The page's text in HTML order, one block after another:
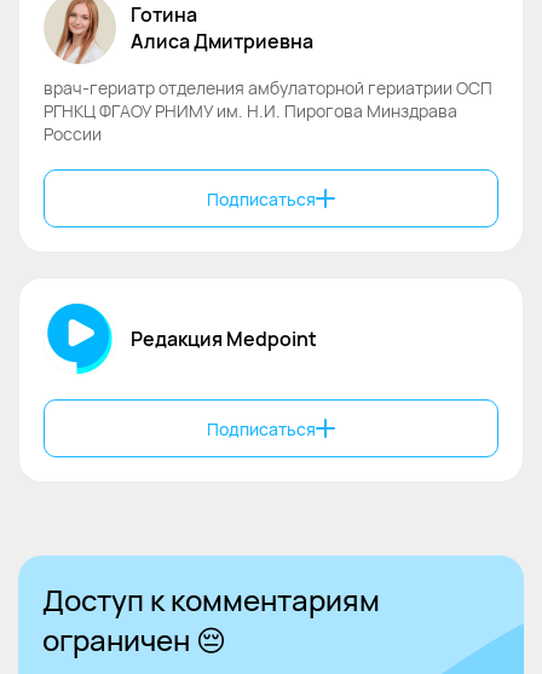
Готина
АлисаДмитриевна
врач-гериатр отделения амбулаторной гериатрии ОСП
РГНКЦ ФГАОУ РНИМУ им. Н.И. Пирогова Минздрава
России
Подписаться
Редакция Medpoint
Подписаться
Доступ к комментариям
ограничен 😔